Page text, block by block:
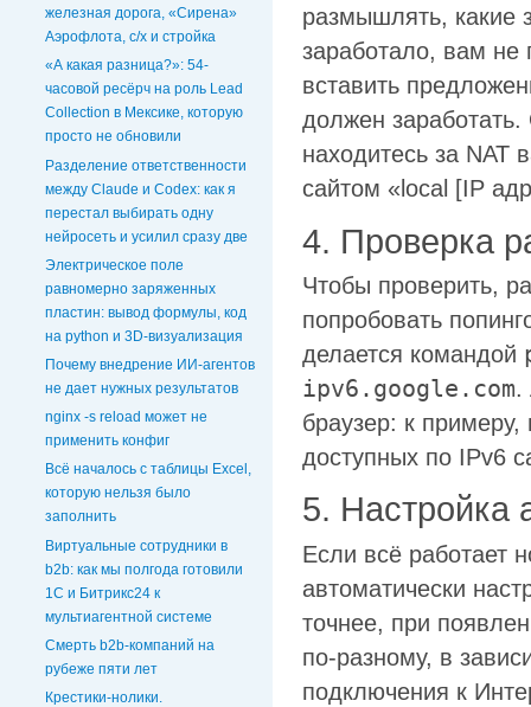
железная дорога, «Сирена»
Аэрофлота, с/х и стройка
«А какая разница?»: 54-
часовой ресёрч на роль Lead
Collection в Мексике, которую
просто не обновили
Разделение ответственности
между Claude и Codex: как я
перестал выбирать одну
нейросеть и усилил сразу две
Электрическое поле
равномерно заряженных
пластин: вывод формулы, код
на python и 3D‑визуализация
Почему внедрение ИИ-агентов
не дает нужных результатов
nginx -s reload может не
применить конфиг
Всё началось с таблицы Excel,
которую нельзя было
заполнить
Виртуальные сотрудники в
b2b: как мы полгода готовили
1С и Битрикс24 к
мультиагентной системе
Смерть b2b-компаний на
рубеже пяти лет
Крестики-нолики.
размышлять, какие
заработало, вам не
вставить
должен
находитесь за NAT
сайтом «local [IP
4. Проверка
Чтобы проверить,
попробовать
делается командой
ipv6.google.com.
браузер: к
доступных по IPv6
5. Настройка
Если всё работает
автоматически
точнее, при
по-разному, в
подключения к